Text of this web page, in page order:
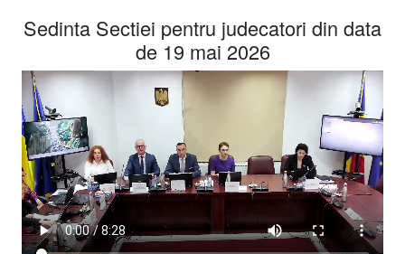
Sedinta Sectiei pentru judecatori din data
de 19 mai 2026